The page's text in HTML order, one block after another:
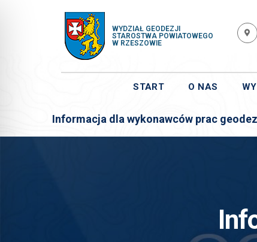
WYDZIAŁ GEODEZJI
STAROSTWA POWIATOWEGO
W RZESZOWIE
START O NAS
Informacja dla wykonawców prac